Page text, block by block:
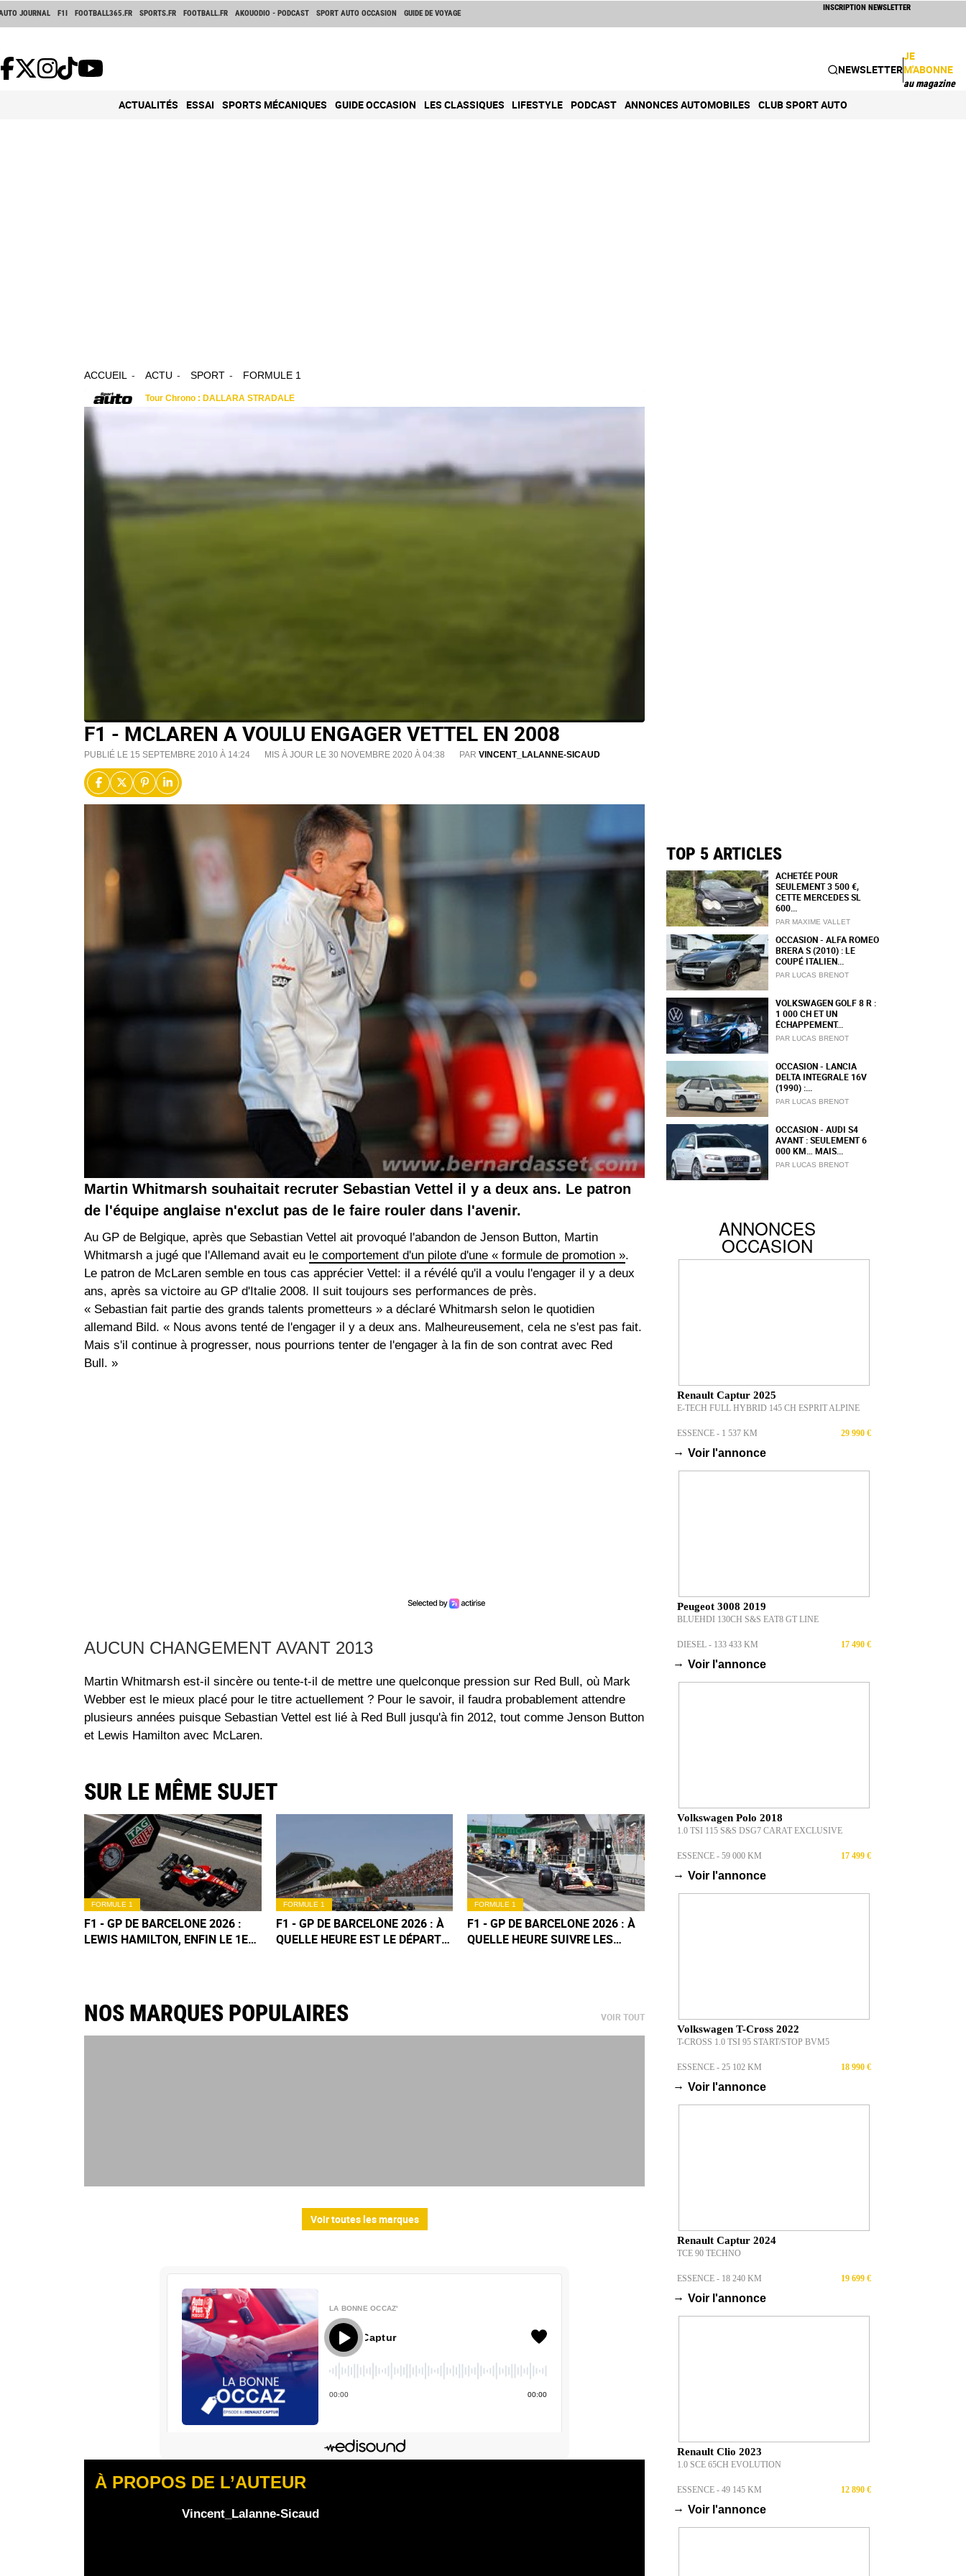
JOURNAL F1I FOOTBALL365.FR SPORTS.FR FOOTBALL.FR AKOUODIO - PODCAST SPORT AUTO OCCASION GUIDE DE VOYAGE
INSCRIPTION NEWSLETTER
NEWSLETTER
JE
M'ABONNE
au magazine
ACTUALITÉS ESSAI SPORTS MÉCANIQUES GUIDE OCCASION LES CLASSIQUES LIFESTYLE PODCAST ANNONCES AUTOMOBILES CLUB SPORT AUTO
ACCUEIL ACTU SPORT FORMULE 1
F1 - MCLAREN A VOULU ENGAGER VETTEL EN 2008
PUBLIÉ LE 15 SEPTEMBRE 2010 À 14:24 MIS À JOUR LE 30 NOVEMBRE 2020 À 04:38 PAR VINCENT_LALANNE-SICAUD
Martin Whitmarsh souhaitait recruter Sebastian Vettel il y a deux ans. Le patron
de l'équipe anglaise n'exclut pas de le faire rouler dans l'avenir.
Au GP de Belgique, après que Sebastian Vettel ait provoqué l'abandon de Jenson Button, Martin
Whitmarsh a jugé que l'Allemand avait eu le comportement d'un pilote d'une « formule de promotion ».
Le patron de McLaren semble en tous cas apprécier Vettel: il a révélé qu'il a voulu l'engager il y a deux
ans, après sa victoire au GP d'Italie 2008. Il suit toujours ses performances de près.
« Sebastian fait partie des grands talents prometteurs » a déclaré Whitmarsh selon le quotidien
allemand Bild. « Nous avons tenté de l'engager il y a deux ans. Malheureusement, cela ne s'est pas fait.
Mais s'il continue à progresser, nous pourrions tenter de l'engager à la fin de son contrat avec Red
Bull. »
AUCUN CHANGEMENT AVANT 2013
Martin Whitmarsh est-il sincère ou tente-t-il de mettre une quelconque pression sur Red Bull, où Mark
Webber est le mieux placé pour le titre actuellement ? Pour le savoir, il faudra probablement attendre
plusieurs années puisque Sebastian Vettel est lié à Red Bull jusqu'à fin 2012, tout comme Jenson Button
et Lewis Hamilton avec McLaren.
SUR LE MÊME SUJET
FORMULE 1
F1 - GP DE BARCELONE 2026 :
LEWIS HAMILTON, ENFIN LE 1ER
FORMULE 1
F1 - GP DE BARCELONE 2026 : À
QUELLE HEURE EST LE DÉPART
FORMULE 1
F1 - GP DE BARCELONE 2026 : À
QUELLE HEURE SUIVRE LES
NOS MARQUES POPULAIRES VOIR TOUT
Voir toutes les marques
LA BONNE OCCAZ'
La Bonne Occaz' - Renault Captur
00:00 00:00
Edisound Flux RSS
Partager l'épisode
À PROPOS DE L’AUTEUR
Vincent_Lalanne-Sicaud
TOP 5 ARTICLES
ACHETÉE POUR
SEULEMENT 3 500 €,
CETTE MERCEDES SL
600...
PAR MAXIME VALLET
OCCASION - ALFA ROMEO
BRERA S (2010) : LE
COUPÉ ITALIEN...
PAR LUCAS BRENOT
VOLKSWAGEN GOLF 8 R :
1 000 CH ET UN
ÉCHAPPEMENT...
PAR LUCAS BRENOT
OCCASION - LANCIA
DELTA INTEGRALE 16V
(1990) :...
PAR LUCAS BRENOT
OCCASION - AUDI S4
AVANT : SEULEMENT 6
000 KM… MAIS...
PAR LUCAS BRENOT
ANNONCES
OCCASION
Renault Captur 2025
E-TECH FULL HYBRID 145 CH ESPRIT ALPINE
ESSENCE - 1 537 KM 29 990 €
→ Voir l'annonce
Peugeot 3008 2019
BLUEHDI 130CH S&S EAT8 GT LINE
DIESEL - 133 433 KM 17 490 €
→ Voir l'annonce
Volkswagen Polo 2018
1.0 TSI 115 S&S DSG7 CARAT EXCLUSIVE
ESSENCE - 59 000 KM 17 499 €
→ Voir l'annonce
Volkswagen T-Cross 2022
T-CROSS 1.0 TSI 95 START/STOP BVM5
ESSENCE - 25 102 KM 18 990 €
→ Voir l'annonce
Renault Captur 2024
TCE 90 TECHNO
ESSENCE - 18 240 KM 19 699 €
→ Voir l'annonce
Renault Clio 2023
1.0 SCE 65CH EVOLUTION
ESSENCE - 49 145 KM 12 890 €
→ Voir l'annonce